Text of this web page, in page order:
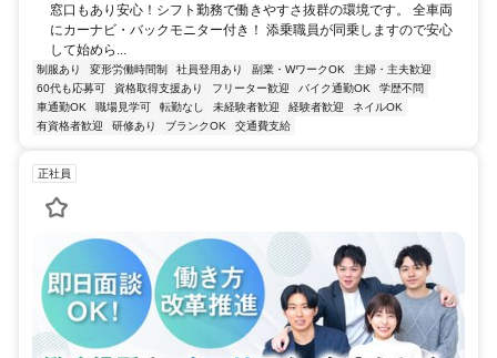
窓口もあり安心！シフト勤務で働きやすさ抜群の環境です。 全車両
にカーナビ・バックモニター付き！ 添乗職員が同乗しますので安心
して始めら...
制服あり 変形労働時間制 社員登用あり 副業・WワークOK
主婦・主夫歓迎
60代も応募可
資格取得支援あり フリーター歓迎 バイク通勤OK
学歴不問
車通勤OK
職場見学可 転勤なし 未経験者歓迎 経験者歓迎
ネイルOK
有資格者歓迎
研修あり ブランクOK 交通費支給
正社員